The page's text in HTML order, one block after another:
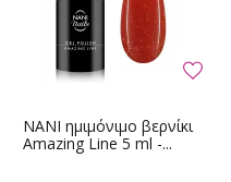
NANI ημιμόνιμο βερνίκι
Amazing Line 5 ml -...